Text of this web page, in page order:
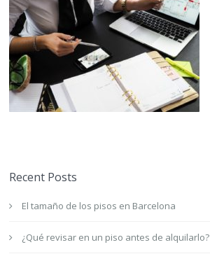
Recent Posts
El tamaño de los pisos en Barcelona
¿Qué revisar en un piso antes de alquilarlo?